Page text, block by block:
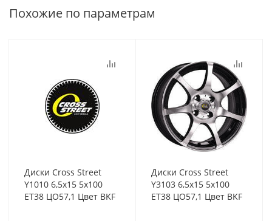
Похожие по параметрам
Диски Cross Street
Y1010 6,5x15 5x100
ET38 ЦО57,1 Цвет BKF
Диски Cross Street
Y3103 6,5x15 5x100
ET38 ЦО57,1 Цвет BKF